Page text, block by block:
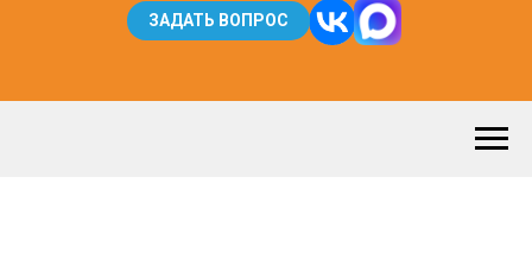
ЗАДАТЬ ВОПРОС